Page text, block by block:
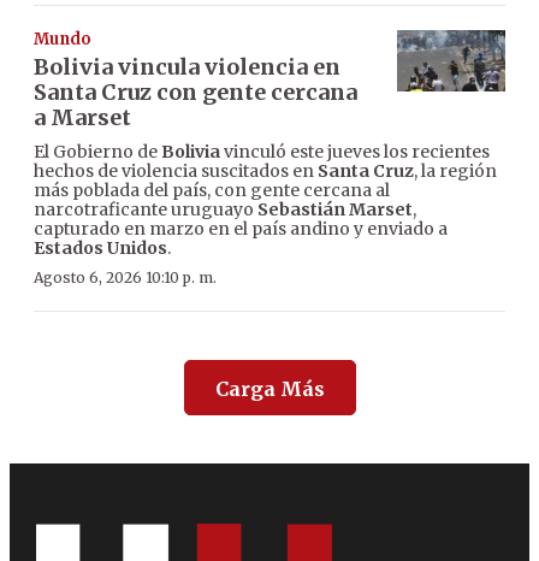
Mundo
Bolivia vincula violencia en
Santa Cruz con gente cercana
a Marset
El Gobierno de Boliviavinculó este jueves los recientes
hechos de violencia suscitados en Santa Cruz, la región
más poblada del país, con gente cercana al
narcotraficante uruguayo Sebastián Marset,
capturado en marzo en el país andino y enviado a
Estados Unidos.
Agosto 6, 2026 10:10 p. m.
Carga Más